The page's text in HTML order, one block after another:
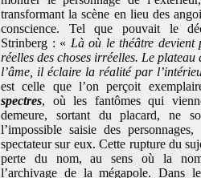
transformant la scène en lieu des
conscience. Tel que pouvait le
Strinberg : « Là où le théâtre devient
réelles des choses irréelles. Le
l’âme, il éclaire la réalité par
est celle que l’on perçoit
spectres, où les fantômes qui
demeure, sortant du placard, ne
l’impossible saisie des
spectateur sur eux. Cette rupture du
perte du nom, au sens où la
l’archivage de la mégapole. Dans